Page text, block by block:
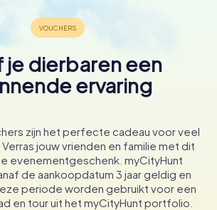
je dierbaren een
ervaring
zijn het perfecte cadeau voor veel
jouw vrienden en familie met dit
evenementgeschenk. myCityHunt
de aankoopdatum 3 jaar geldig en
periode worden gebruikt voor een
en tour uit het myCityHunt portfolio.